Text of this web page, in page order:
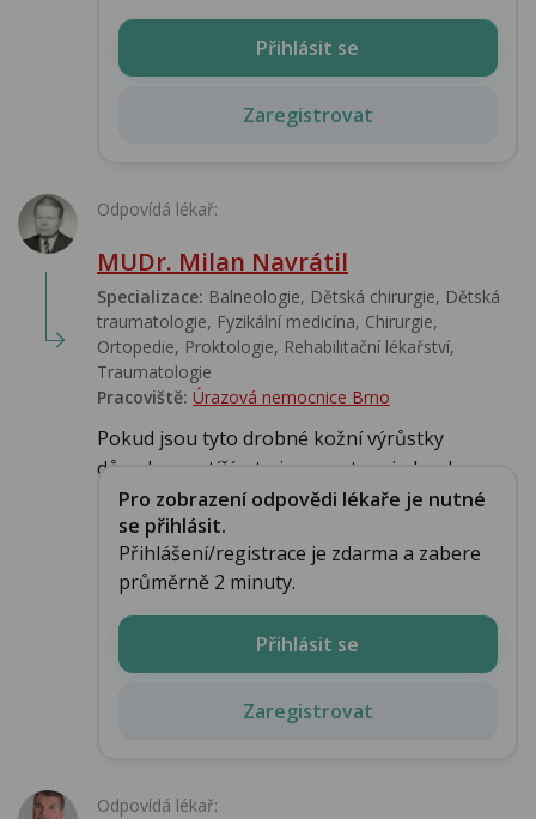
Přihlásit se
Zaregistrovat
Odpovídá lékař:
MUDr. Milan Navrátil
Specializace: Balneologie, Dětská chirurgie, Dětská
traumatologie, Fyzikální medicína, Chirurgie,
Ortopedie, Proktologie, Rehabilitační lékařství‎,
Traumatologie
Pracoviště: Úrazová nemocnice Brno
Pokud jsou tyto drobné kožní výrůstky
důvodem potíží a to jsou, potom jednodu...
Pro zobrazení odpovědi lékaře je nutné
se přihlásit.
Přihlášení/registrace je zdarma a zabere
průměrně 2 minuty.
Přihlásit se
Zaregistrovat
Odpovídá lékař: